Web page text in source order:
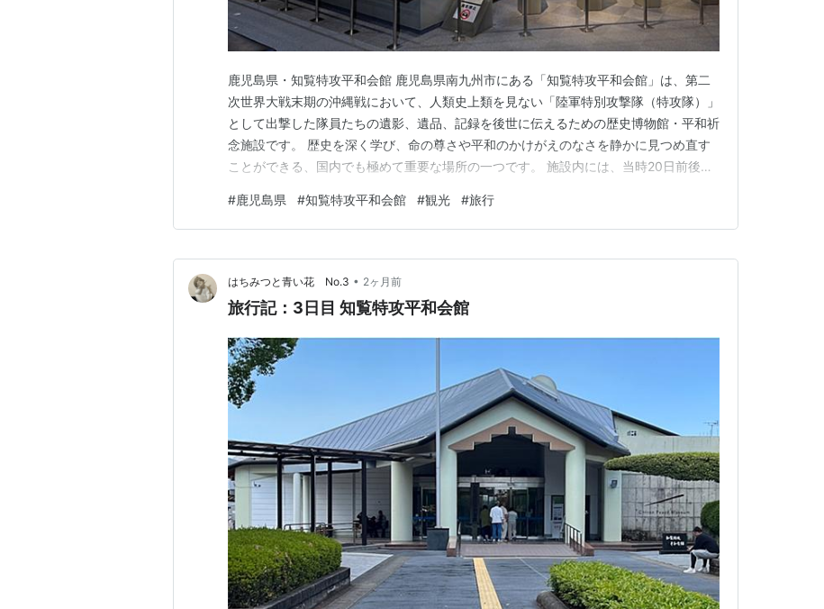
鹿児島県・知覧特攻平和会館 鹿児島県南九州市にある「知覧特攻平和会館」は、第二
次世界大戦末期の沖縄戦において、人類史上類を見ない「陸軍特別攻撃隊（特攻隊）」
として出撃した隊員たちの遺影、遺品、記録を後世に伝えるための歴史博物館・平和祈
念施設です。 歴史を深く学び、命の尊さや平和のかけがえのなさを静かに見つめ直す
ことができる、国内でも極めて重要な場所の一つです。 施設内には、当時20日前後の
されています。 遺影と遺品（遺書・手紙） 壁一面に掲げられた1,036名の特攻隊員の
遺影は、訪れる人の胸を強く打ちます。また、出撃…
#鹿児島県 #知覧特攻平和会館 #観光 #旅行
はちみつと青い花 No.3 • 2ヶ月前
旅行記：3日目 知覧特攻平和会館